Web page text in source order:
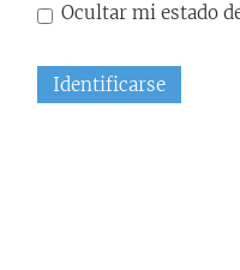
Ocultar mi estado